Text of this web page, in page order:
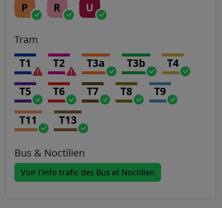
P R U
Tram
T1 T2 T3a T3b T4
T5 T6 T7 T8 T9
T11 T13
Bus & Noctilien
Voir l'info trafic des Bus et Noctilien